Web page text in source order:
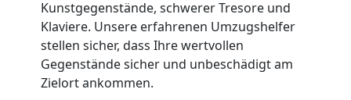
Kunstgegenstände, schwerer Tresore und
Klaviere. Unsere erfahrenen Umzugshelfer
stellen sicher, dass Ihre wertvollen
Gegenstände sicher und unbeschädigt am
Zielort ankommen.
Wiener
Neustadt